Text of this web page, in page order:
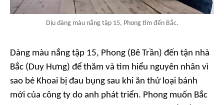
Dịu dàng màu nắng tập 15, Phong tìm đến Bắc.
Dàng màu nắng tập 15, Phong (Bê Trần) đến tận nhà
Bắc (Duy Hưng) để thăm và tìm hiểu nguyên nhân vì
sao bé Khoai bị đau bụng sau khi ăn thử loại bánh
mới của công ty do anh phát triển. Phong muốn Bắc